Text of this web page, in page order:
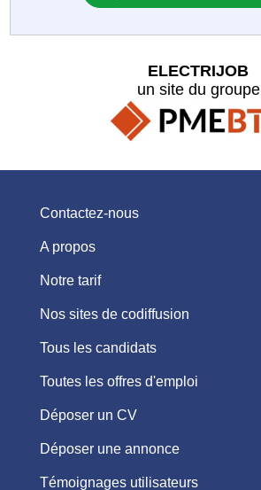
ELECTRIJOB
un site du groupe
Contactez-nous
A propos
Notre tarif
Nos sites de codiffusion
Tous les candidats
Toutes les offres d'emploi
Déposer un CV
Déposer une annonce
Témoignages utilisateurs